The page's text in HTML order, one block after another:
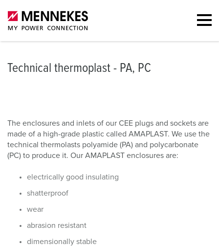
Technical thermoplast - PA, PC
The enclosures and inlets of our CEE plugs and sockets are
made of a high-grade plastic called AMAPLAST. We use the
technical thermolasts polyamide (PA) and polycarbonate
(PC) to produce it. Our AMAPLAST enclosures are:
electrically good insulating
shatterproof
wear
abrasion resistant
dimensionally stable